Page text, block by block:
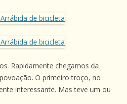
Rapidamente chegamos da
O primeiro troço, no
interessante. Mas teve um ou